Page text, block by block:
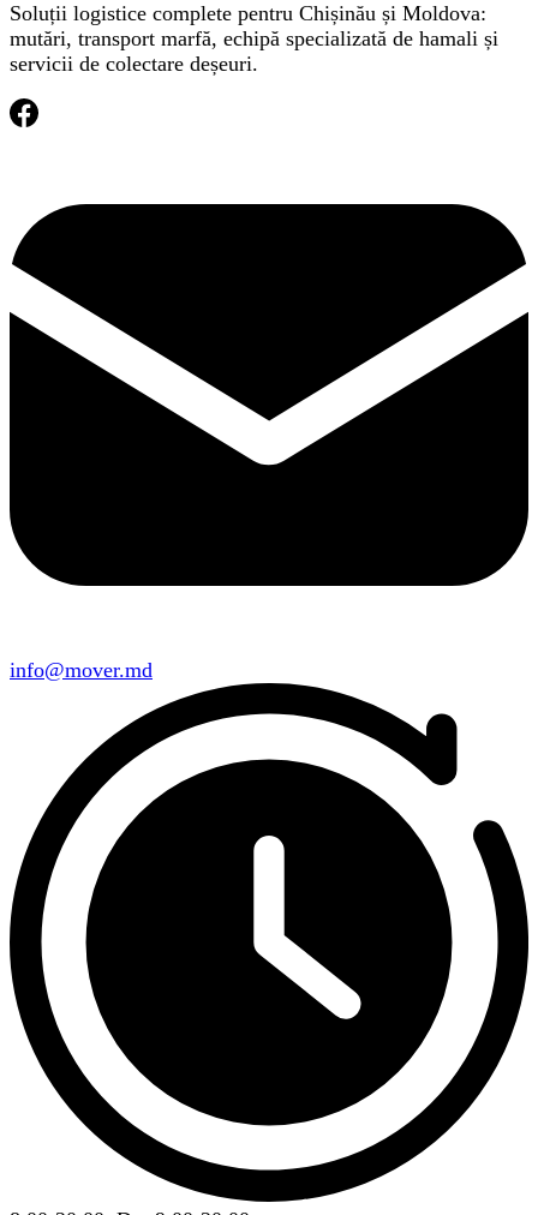
Soluții logistice complete pentru Chișinău și Moldova:
mutări, transport marfă, echipă specializată de hamali și
servicii de colectare deșeuri.
info@mover.md